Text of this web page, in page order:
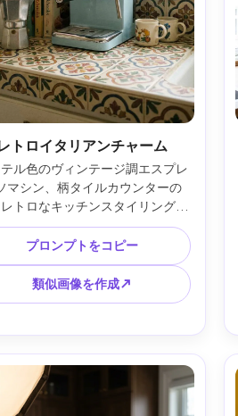
トロイタリアンチャーム
ル色のヴィンテージ調エスプレ
マシン、柄タイルカウンターの
レトロなキッチンスタイリング、
ポットとストライプタオル、明る
昼光、遊び心と郷愁感、Fujifilm
、23mm、f/2.8、ソフトグレイ
フォトリアリスティック --ar 4:5
プロンプトをコピー
類似画像を作成↗